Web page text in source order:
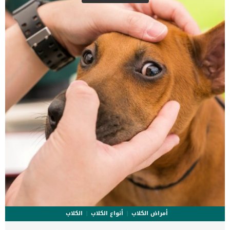
ويجلس بجوار منزلك, فالمنزل هو بيئته الخاصة ومكانه المألوف عليه, لكن
ماذا عن الاماكن الاخرى ؟ مثل العيادة البيطرية.. قد تلاحظ ان كلبك مطيع
لاوامرك فى […]
أمراض الكلاب أنواع الكلاب
الكلاب